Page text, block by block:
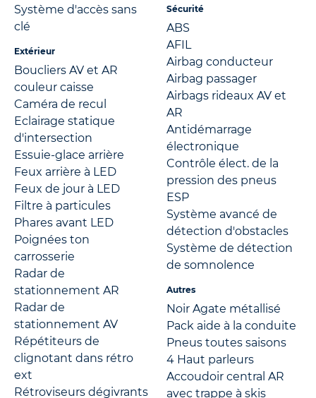
Système d'accès sans
clé
Extérieur
Boucliers AV et AR
couleur caisse
Caméra de recul
Eclairage statique
d'intersection
Essuie-glace arrière
Feux arrière à LED
Feux de jour à LED
Filtre à particules
Phares avant LED
Poignées ton
carrosserie
Radar de
stationnement AR
Radar de
stationnement AV
Répétiteurs de
clignotant dans rétro
ext
Rétroviseurs dégivrants
Sécurité
ABS
AFIL
Airbag conducteur
Airbag passager
Airbags rideaux AV et
AR
Antidémarrage
électronique
Contrôle élect. de la
pression des pneus
ESP
Système avancé de
détection d'obstacles
Système de détection
de somnolence
Autres
Noir Agate métallisé
Pack aide à la conduite
Pneus toutes saisons
4 Haut parleurs
Accoudoir central AR
avec trappe à skis